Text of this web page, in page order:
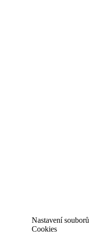
Nastavení souborů
Cookies